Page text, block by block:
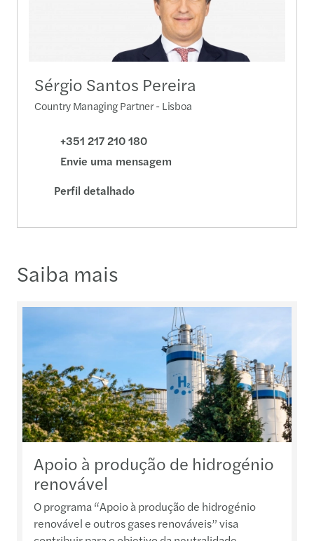
Sérgio Santos Pereira
Country Managing Partner - Lisboa
+351 217 210 180
Envie uma mensagem
Perfil detalhado
Saiba mais
Apoio à produção de hidrogénio
renovável
O programa “Apoio à produção de hidrogénio
renovável e outros gases renováveis” visa